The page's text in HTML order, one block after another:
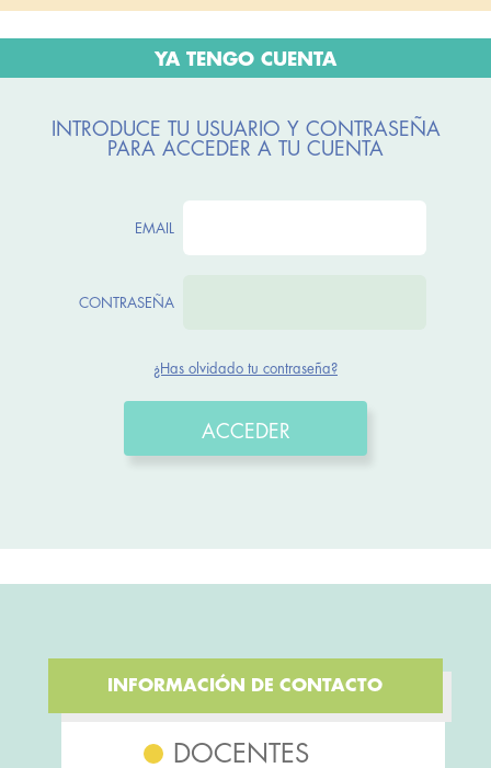
YA TENGO CUENTA
INTRODUCE TU USUARIO Y CONTRASEÑA
PARA ACCEDER A TU CUENTA
EMAIL
CONTRASEÑA
¿Has olvidado tu contraseña?
ACCEDER
INFORMACIÓN DE CONTACTO
DOCENTES